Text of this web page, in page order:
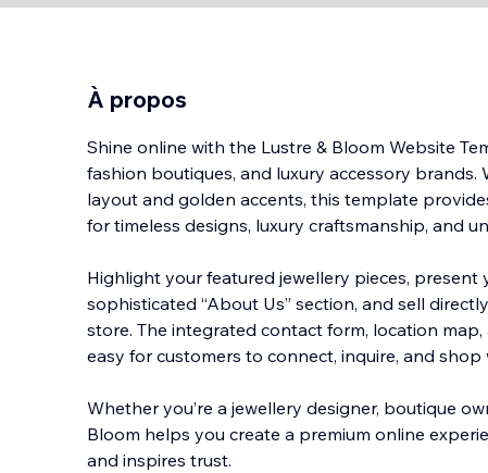
À propos
Shine online with the Lustre & Bloom Website
fashion boutiques, and luxury accessory brands.
layout and golden accents, this template
for timeless designs, luxury craftsmanship, and
Highlight your featured jewellery pieces, present
sophisticated “About Us” section, and sell
store. The integrated contact form, location map,
easy for customers to connect, inquire, and shop
Whether you’re a jewellery designer, boutique
Bloom helps you create a premium online
and inspires trust.